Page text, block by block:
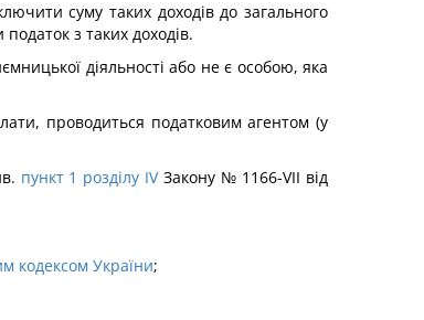
суму таких доходів до загального
з таких доходів.
діяльності або не є особою, яка
проводиться податковим агентом (у
пункт 1 розділу IVЗакону № 1166-VII від
кодексом України;